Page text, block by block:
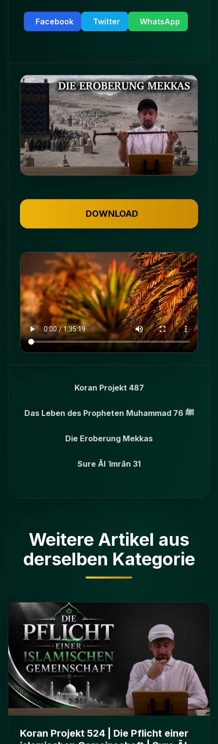
Facebook Twitter WhatsApp
DOWNLOAD
Koran Projekt 487
Das Leben des Propheten Muhammad ﷺ 76
Die Eroberung Mekkas
Sure Āl ʿImrān 31
Weitere Artikel aus
derselben Kategorie
Koran Projekt 524 | Die Pflicht einer